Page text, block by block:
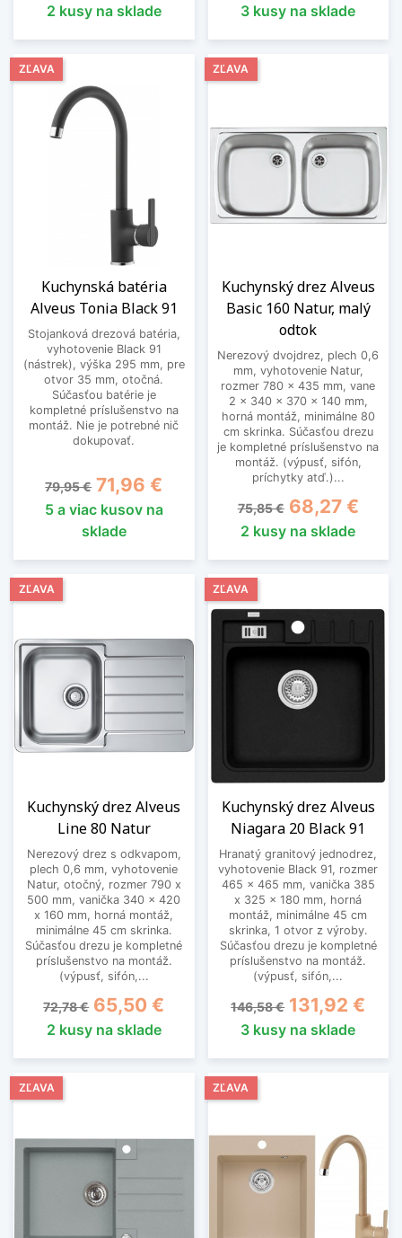
2 kusy na sklade 3 kusy na sklade
Kuchynská batéria
Alveus Tonia Black 91
Stojanková drezová batéria,
vyhotovenie Black 91
(nástrek), výška 295 mm, pre
otvor 35 mm, otočná.
Súčasťou batérie je
kompletné príslušenstvo na
montáž. Nie je potrebné nič
dokupovať.
Základná cena
79,95 € Cena
71,96 €
5 a viac kusov na
sklade
ZĽAVA
Kuchynský drez Alveus
Basic 160 Natur, malý
odtok
Nerezový dvojdrez, plech 0,6
mm, vyhotovenie Natur,
rozmer 780 x 435 mm, vane
2 x 340 x 370 x 140 mm,
horná montáž, minimálne 80
cm skrinka. Súčasťou drezu
je kompletné príslušenstvo na
montáž. (výpusť, sifón,
príchytky atď.)...
Základná cena
75,85 € Cena
68,27 €
2 kusy na sklade
ZĽAVA
Kuchynský drez Alveus
Line 80 Natur
Nerezový drez s odkvapom,
plech 0,6 mm, vyhotovenie
Natur, otočný, rozmer 790 x
500 mm, vanička 340 x 420
x 160 mm, horná montáž,
minimálne 45 cm skrinka.
Súčasťou drezu je kompletné
príslušenstvo na montáž.
(výpusť, sifón,...
Základná cena
72,78 € Cena
65,50 €
2 kusy na sklade
ZĽAVA
Kuchynský drez Alveus
Niagara 20 Black 91
Hranatý granitový jednodrez,
vyhotovenie Black 91, rozmer
465 x 465 mm, vanička 385
x 325 x 180 mm, horná
montáž, minimálne 45 cm
skrinka, 1 otvor z výroby.
Súčasťou drezu je kompletné
príslušenstvo na montáž.
(výpusť, sifón,...
Základná cena
146,58 € Cena
131,92 €
3 kusy na sklade
ZĽAVA
ZĽAVA ZĽAVA